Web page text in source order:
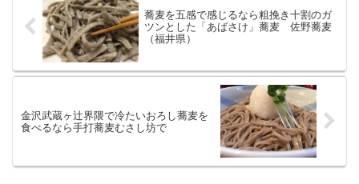
蕎麦を五感で感じるなら粗挽き十割のガ
ツンとした「あばさけ」蕎麦 佐野蕎麦
（福井県）
金沢武蔵ヶ辻界隈で冷たいおろし蕎麦を
食べるなら手打蕎麦むさし坊で